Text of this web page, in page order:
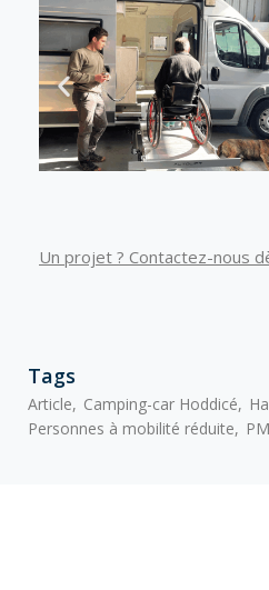
Un projet ? Contactez-nous
Tags
Article Camping-car Hoddicé
Personnes à mobilité réduite